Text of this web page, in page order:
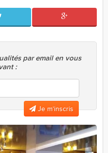
par email en vous
:
Je m’inscris